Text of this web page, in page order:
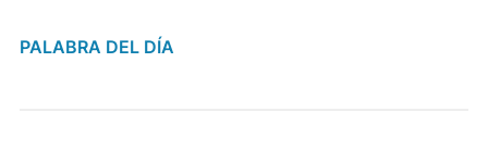
PALABRA DEL DÍA